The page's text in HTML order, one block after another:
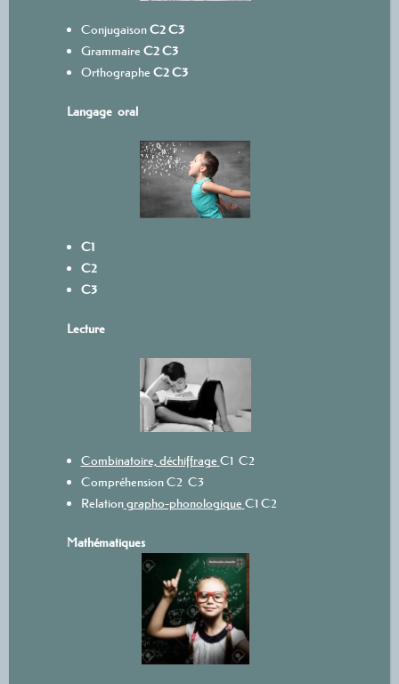
ConjugaisonC2C3
Grammaire C2C3
Orthographe C2C3
Langage oral
C1
C2
C3
Lecture
Combinatoire, déchiffrage C1 C2
CompréhensionC2 C3
Relationgrapho-phonologique C1 C2
Mathématiques